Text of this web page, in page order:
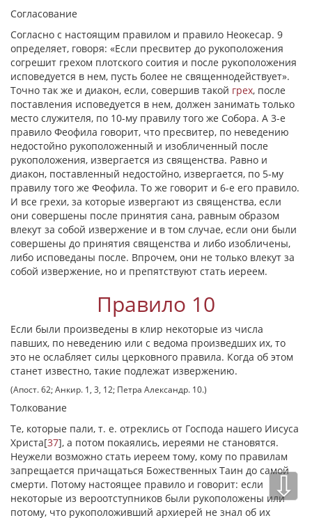
Согласование
Согласно с настоящим правилом и правило Неокесар. 9
определяет, говоря: «Если пресвитер до рукоположения
согрешит грехом плотского соития и после рукоположения
исповедуется в нем, пусть более не священнодействует».
Точно так же и диакон, если, совершив такой грех, после
поставления исповедуется в нем, должен занимать только
место служителя, по 10-му правилу того же Собора. А 3-е
правило Феофила говорит, что пресвитер, по неведению
недостойно рукоположенный и изобличенный после
рукоположения, извергается из священства. Равно и
диакон, поставленный недостойно, извергается, по 5-му
правилу того же Феофила. To же говорит и 6-е его правило.
И все грехи, за которые извергают из священства, если
они совершены после принятия сана, равным образом
влекут за собой извержение и в том случае, если они были
совершены до принятия священства и либо изобличены,
либо исповеданы после. Впрочем, они не только влекут за
собой извержение, но и препятствуют стать иереем.
Правило 10
Если были произведены в клир некоторые из числа
павших, по неведению или с ведома произведших их, то
это не ослабляет силы церковного правила. Когда об этом
станет известно, такие подлежат извержению.
(Апост. 62; Анкир. 1, 3, 12; Петра Александр. 10.)
Толкование
Те, которые пали, т. е. отреклись от Господа нашего Иисуса
Христа[37], а потом покаялись, иереями не становятся.
Неужели возможно стать иереем тому, кому по правилам
запрещается причащаться Божественных Таин до самой
смерти. Потому настоящее правило и говорит: если
некоторые из вероотступников были рукоположены или
потому, что рукоположивший архиерей не знал об их
⇩